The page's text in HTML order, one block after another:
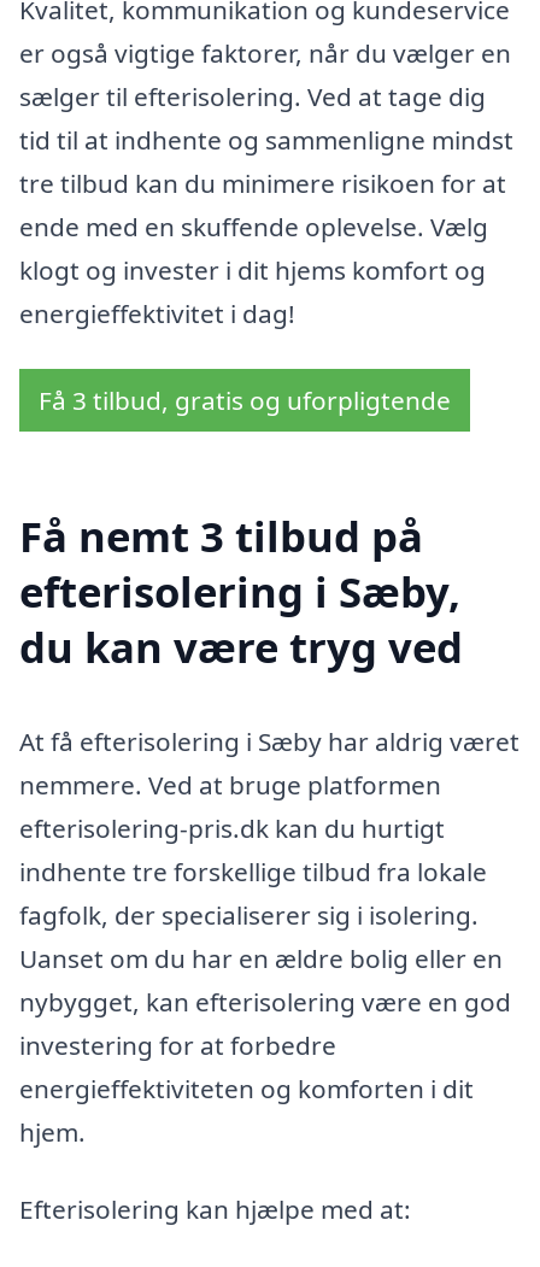
Kvalitet, kommunikation og kundeservice
er også vigtige faktorer, når du vælger en
sælger til efterisolering. Ved at tage dig
tid til at indhente og sammenligne mindst
tre tilbud kan du minimere risikoen for at
ende med en skuffende oplevelse. Vælg
klogt og invester i dit hjems komfort og
energieffektivitet i dag!
Få 3 tilbud, gratis og uforpligtende
Få nemt 3 tilbud på
efterisolering i Sæby,
du kan være tryg ved
At få efterisolering i Sæby har aldrig været
nemmere. Ved at bruge platformen
efterisolering-pris.dk kan du hurtigt
indhente tre forskellige tilbud fra lokale
fagfolk, der specialiserer sig i isolering.
Uanset om du har en ældre bolig eller en
nybygget, kan efterisolering være en god
investering for at forbedre
energieffektiviteten og komforten i dit
hjem.
Efterisolering kan hjælpe med at: